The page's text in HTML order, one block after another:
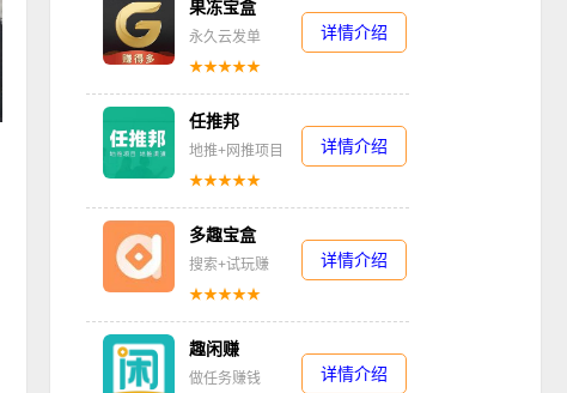
详情介绍
果冻宝盒
永久云发单
★★★★★
详情介绍
任推邦
地推+网推项目
★★★★★
详情介绍
多趣宝盒
搜索+试玩赚
★★★★★
详情介绍
趣闲赚
做任务赚钱